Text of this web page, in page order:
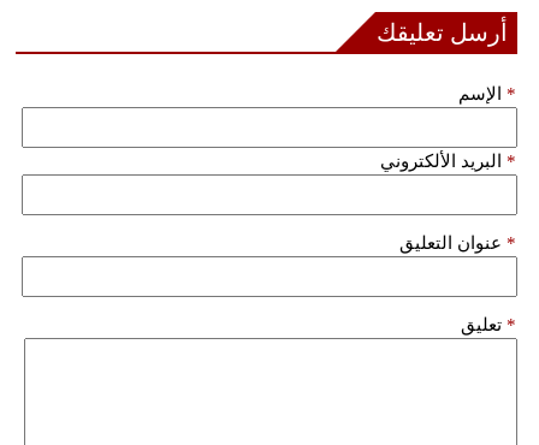
مرأة
وتكنولوجيا
أرسل تعليقك
الإسم *
البريد الألكتروني *
عنوان التعليق *
تعليق *